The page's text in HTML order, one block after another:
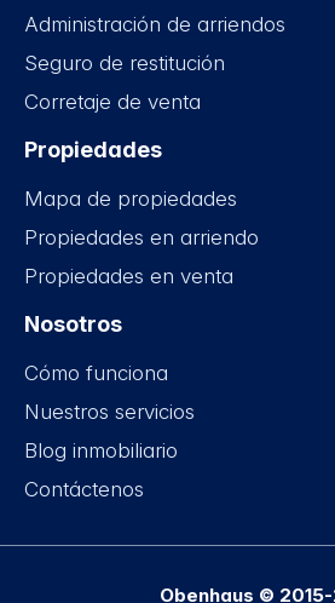
Administración de arriendos
Seguro de restitución
Corretaje de venta
Propiedades
Mapa de propiedades
Propiedades en arriendo
Propiedades en venta
Nosotros
Cómo funciona
Nuestros servicios
Blog inmobiliario
Contáctenos
Obenhaus ©